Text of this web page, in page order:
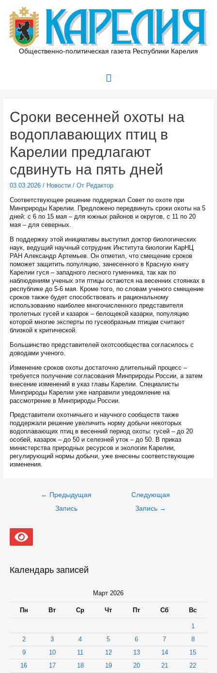
содержимому
Общественно-политическая газета Республики Карелия
Главное
Сроки весенней охоты на
водоплавающих птиц в
Карелии предлагают
сдвинуть на пять дней
03.03.2026/ Новости/ От Редактор
Соответствующее решение поддержал Совет по охоте при
Минприроды Карелии. Предложено передвинуть сроки охоты на 5
дней: с 6 по 15 мая – для южных районов и округов, с 11 по 20
мая – для северных.
В поддержку этой инициативы выступил доктор биологических
наук, ведущий научный сотрудник Института биологии КарНЦ
РАН Александр Артемьев. Он отметил, что смещение сроков
поможет защитить популяцию, занесенного в Красную книгу
Карелии гуся – западного лесного гуменника, так как по
наблюдениям ученых эти птицы остаются на весенних стоянках в
республике до 5-6 мая. Кроме того, по словам ученого смещение
сроков также будет способствовать и рациональному
использованию наиболее многочисленного представителя
пролетных гусей и казарок – белощекой казарки, популяцию
которой многие эксперты по гусеобразным птицам считают
близкой к критической.
Большинство представителей охотсообщества согласилось с
доводами ученого.
Изменение сроков охоты достаточно длительный процесс –
требуется получение согласования Минприроды России, а затем
внесение изменений в указ главы Карелии. Специалисты
Минприроды Карелии уже направили уведомление на
рассмотрение в Минприроды России.
Представители охотничьего и научного сообществ также
поддержали решение увеличить норму добычи некоторых
водоплавающих птиц в весенний период охоты: гусей – до 20
особей, казарок – до 50 и селезней уток – до 50. В приказ
министерства природных ресурсов и экологии Карелии,
регулирующий нормы добычи, уже внесены соответствующие
изменения.
Навигация
← Предыдущая
Запись
Следующая
Запись →
Календарь записей
Март 2026
Пн Вт Ср Чт Пт Сб Вс
1
2
3 4 5 6 7
8
9
10 11 12 13 14
15
16
17 18 19 20 21
22